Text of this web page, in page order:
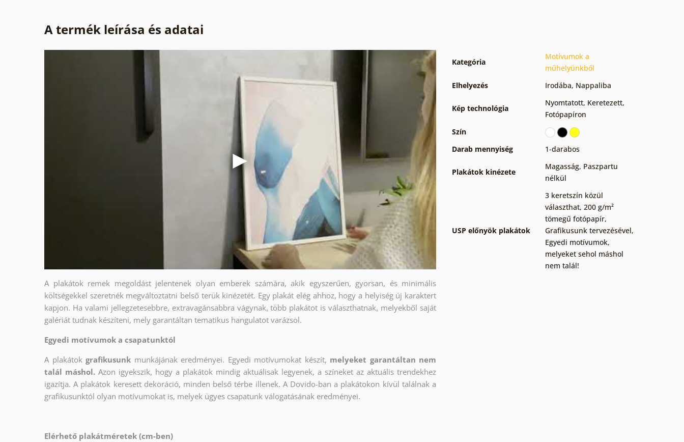
A termék leírása és adatai
A plakátok remek megoldást jelentenek olyan emberek számára, akik egyszerűen, gyorsan, és minimális
költségekkel szeretnék megváltoztatni belső terük kinézetét. Egy plakát elég ahhoz, hogy a helyiség új karaktert
kapjon. Ha valami jellegzetesebbre, extravagánsabbra vágynak, több plakátot is választhatnak, melyekből saját
galériát tudnak készíteni, mely garantáltan tematikus hangulatot varázsol.
Egyedi motívumok a csapatunktól
A plakátok grafikusunk munkájának eredményei. Egyedi motívumokat készít, melyeket garantáltan nem
talál máshol. Azon igyekszik, hogy a plakátok mindig aktuálisak legyenek, a színeket az aktuális trendekhez
igazítja. A plakátok keresett dekoráció, minden belső térbe illenek. A Dovido-ban a plakátokon kívül találnak a
grafikusunktól olyan motívumokat is, melyek ügyes csapatunk válogatásának eredményei.
Elérhető plakátméretek (cm-ben)
Kategória
Motívumok a
műhelyünkből
Elhelyezés
Irodába, Nappaliba
Kép technológia
Nyomtatott, Keretezett,
Fotópapíron
Szín
Darab mennyiség
1-darabos
Plakátok kinézete
Magasság, Paszpartu
nélkül
USP előnyök plakátok
3 keretszín közül
választhat, 200 g/m²
tömegű fotópapír,
Grafikusunk tervezésével,
Egyedi motívumok,
melyeket sehol máshol
nem talál!